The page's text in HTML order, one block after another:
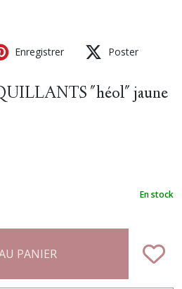
Enregistrer Poster
"héol" jaune
En stock
PANIER